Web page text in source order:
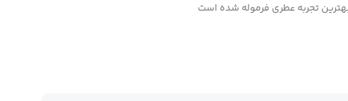
تجربه عطری فرموله شده است